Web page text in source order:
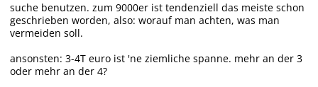
suche benutzen. zum 9000er ist tendenziell das meiste schon
geschrieben worden, also: worauf man achten, was man
vermeiden soll.
ansonsten: 3-4T euro ist 'ne ziemliche spanne. mehr an der 3
oder mehr an der 4?